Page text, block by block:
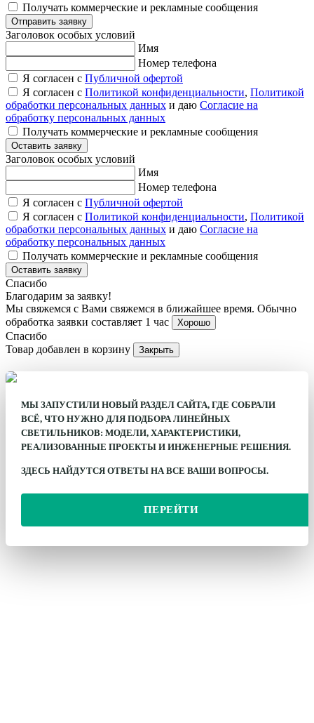
Получать коммерческие и рекламные сообщения
Отправить заявку
Заголовок особых условий
Имя
Номер телефона
Я согласен с Публичной офертой
Я согласен с Политикой конфиденциальности, Политикой
обработки персональных данных и даю Согласие на
обработку персональных данных
Получать коммерческие и рекламные сообщения
Оставить заявку
Заголовок особых условий
Имя
Номер телефона
Я согласен с Публичной офертой
Я согласен с Политикой конфиденциальности, Политикой
обработки персональных данных и даю Согласие на
обработку персональных данных
Получать коммерческие и рекламные сообщения
Оставить заявку
Спасибо
Благодарим за заявку!
Мы свяжемся с Вами свяжемся в ближайшее время. Обычно
обработка заявки составляет 1 час
Хорошо
Спасибо
Товар добавлен в корзину
Закрыть
МЫ ЗАПУСТИЛИ НОВЫЙ РАЗДЕЛ САЙТА, ГДЕ СОБРАЛИ
ВСЁ, ЧТО НУЖНО ДЛЯ ПОДБОРА ЛИНЕЙНЫХ
СВЕТИЛЬНИКОВ: МОДЕЛИ, ХАРАКТЕРИСТИКИ,
РЕАЛИЗОВАННЫЕ ПРОЕКТЫ И ИНЖЕНЕРНЫЕ РЕШЕНИЯ.
ЗДЕСЬ НАЙДУТСЯ ОТВЕТЫ НА ВСЕ ВАШИ ВОПРОСЫ.
ПЕРЕЙТИ